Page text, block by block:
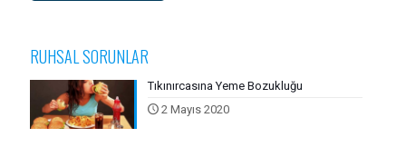
RUHSAL SORUNLAR
Tıkınırcasına Yeme Bozukluğu
2 Mayıs 2020